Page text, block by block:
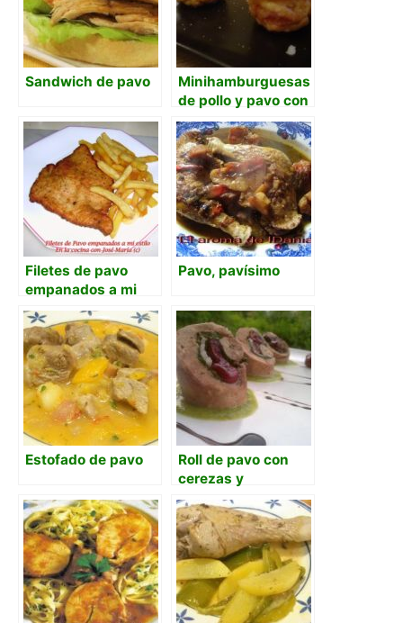
Sandwich de pavo
Minihamburguesas
de pollo y pavo con
queso y setas
Filetes de pavo
empanados a mi
estilo
Pavo, pavísimo
Estofado de pavo
Roll de pavo con
cerezas y
espinacas, salsa de
calabacinos a la
menta y salsa de
vinagre balsamico